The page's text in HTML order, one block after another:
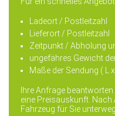
Ladeort / Postleitzahl
Lieferort / Postleitzahl
Zeitpunkt / Abholung
ungefähres Gewicht
Maße der Sendung ( L
Ihre Anfrage
eine Preisauskunft.
Fahrzeug für Sie